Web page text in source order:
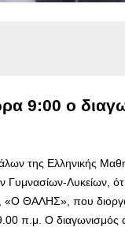
9:00 ο
της Ελληνικής
Λυκείων,
ΘΑΛΗΣ», που
π.μ. Ο διαγωνισμός